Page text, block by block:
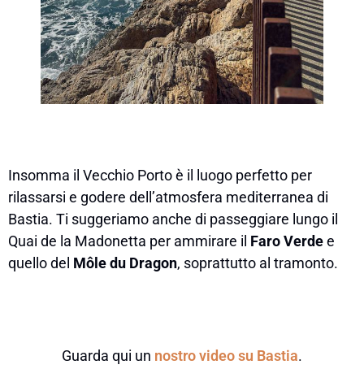
Insomma il Vecchio Porto è il luogo perfetto per
rilassarsi e godere dell’atmosfera mediterranea di
Bastia. Ti suggeriamo anche di passeggiare lungo il
Quai de la Madonetta per ammirare il Faro Verdee
quello del Môle du Dragon, soprattutto al tramonto.
Guarda qui un nostro video su Bastia.